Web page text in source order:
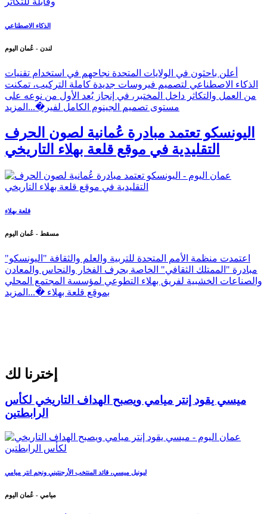
الذكاء الاصطناعي
لندن - عُمان اليوم
أعلن باحثون في الولايات المتحدة نجاحهم في استخدام تقنيات
الذكاء الاصطناعي لتصميم فيروسات جديدة كاملة التركيب، تمكنت
من العمل والتكاثر داخل المختبر، في إنجاز يُعد الأول من نوعه على
مستوى تصميم الجينوم الكامل لفير�... المزيد
اليونسكو تعتمد مبادرة عُمانية لصون الحرف
التقليدية في موقع قلعة بهلاء التاريخي
قلعة بهلاء
مسقط - عُمان اليوم
اعتمدت منظمة الأمم المتحدة للتربية والعلم والثقافة "اليونسكو"
مبادرة "الممتلك الثقافي" الخاصة بحرف الفخار والنحاس والمعادن
والصناعات الخشبية لفريق بهلاء التطوعي لمؤسسة المجتمع المحلي
بموقع قلعة بهلاء �... المزيد
إخترنا لك
ميسي يقود إنتر ميامي ويصبح الهداف التاريخي لكأس
الرابطتين
ليونيل ميسي، قائد المنتخب الأرجنتيني ونجم انتر ميامي
ميامي - عُمان اليوم